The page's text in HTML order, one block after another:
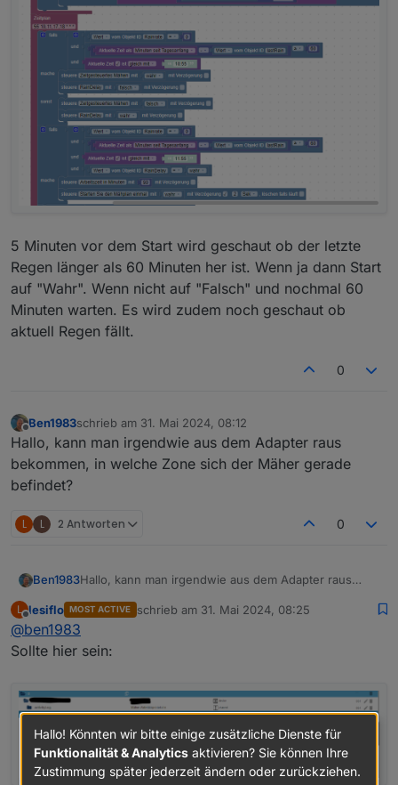
5 Minuten vor dem Start wird geschaut ob der letzte
Regen länger als 60 Minuten her ist. Wenn ja dann Start
auf "Wahr". Wenn nicht auf "Falsch" und nochmal 60
Minuten warten. Es wird zudem noch geschaut ob
aktuell Regen fällt.
0
Offline
Ben1983schrieb am 31. Mai 2024, 08:12
zuletzt editiert von
Hallo, kann man irgendwie aus dem Adapter raus
bekommen, in welche Zone sich der Mäher gerade
befindet?
L L 2 Antworten 0
Ben1983Hallo, kann man irgendwie aus dem Adapter raus
befindet?
L
Offline
lesiflo MOST ACTIVE schrieb am 31. Mai 2024, 08:25
zuletzt editiert von
@ben1983
Sollte hier sein:
Hallo! Könnten wir bitte einige zusätzliche Dienste für
Funktionalität & Analytics aktivieren? Sie können Ihre
Zustimmung später jederzeit ändern oder zurückziehen.